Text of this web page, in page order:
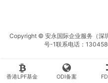
Copyright © 安永国际企业服务（深
号-1联系电话：
香港LPF基金 ODI备案